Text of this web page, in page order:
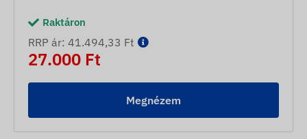
Raktáron
RRP ár: 41.494,33 Ft
27.000 Ft
Megnézem